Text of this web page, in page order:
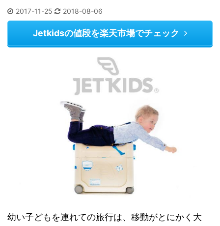
2017-11-25 2018-08-06
Jetkidsの値段を楽天市場でチェック
幼い子どもを連れての旅行は、移動がとにかく大